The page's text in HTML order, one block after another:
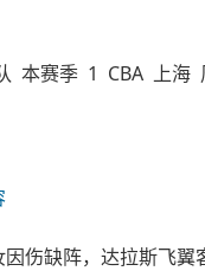
本赛季 1 CBA 上海
因伤缺阵，达拉斯飞